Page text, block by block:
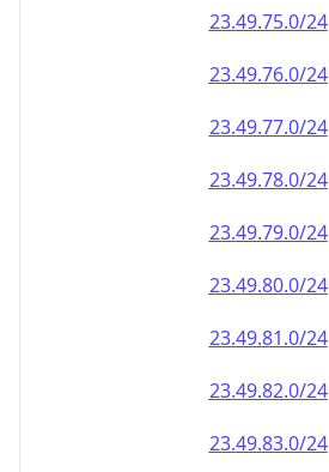
23.49.81.0/24
23.49.82.0/24
23.49.83.0/24
23.49.84.0/24
23.49.85.0/24
23.49.86.0/24
23.49.87.0/24
23.49.88.0/24
23.49.89.0/24